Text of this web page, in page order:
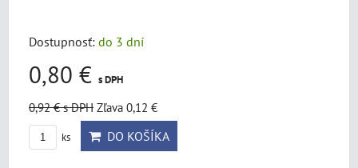
Dostupnosť: do 3 dní
0,80 € s DPH
0,92 €s DPH Zľava 0,12 €
ks DO KOŠÍKA